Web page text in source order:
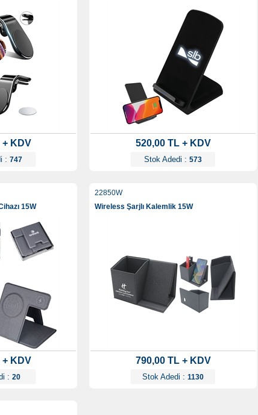
+ KDV
: 747
520,00 TL + KDV
Stok Adedi : 573
15W
+ KDV
: 20
22850W
Wireless Şarjlı Kalemlik 15W
790,00 TL + KDV
Stok Adedi : 1130